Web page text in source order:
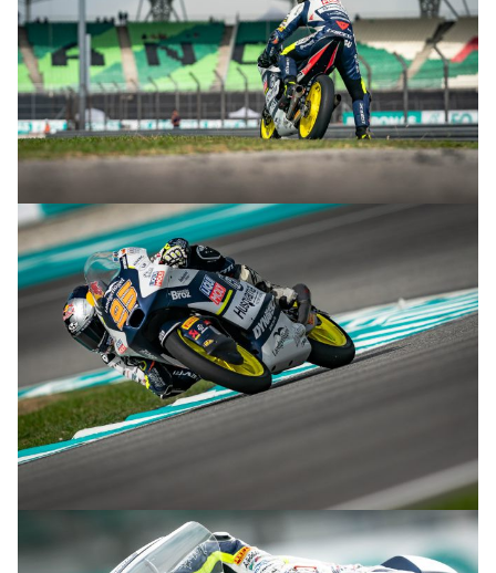
© R.Lekl